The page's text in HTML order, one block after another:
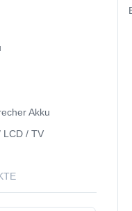
Akku
LCD / TV